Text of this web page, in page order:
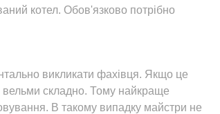
котел. Обов'язково потрібно
викликати фахівця. Якщо це
вельми складно. Тому найкраще
В такому випадку майстри не